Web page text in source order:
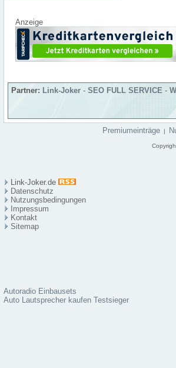
Anzeige
Partner: Link-Joker - SEO FULL SERVICE -
Premiumeinträge |
Link-Joker.de
Datenschutz
Nutzungsbedingungen
Impressum
Kontakt
Sitemap
Autoradio Einbausets
Auto Lautsprecher kaufen Testsieger